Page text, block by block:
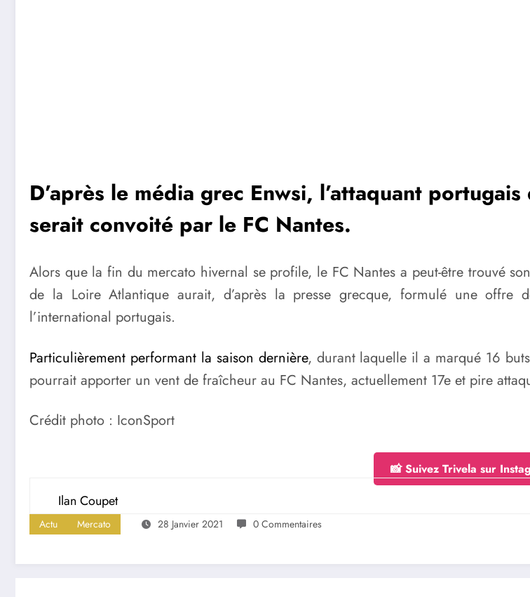
D’après le média grec Enwsi, l’attaquant
serait convoité par le FC Nantes.
Alors que la fin du mercato hivernal se profile, le FC Nantes a peut-être trouvé
de la Loire Atlantique aurait, d’après la presse grecque, formulé une offre
l’international portugais.
Particulièrement performant la saison dernière, durant laquelle il a marqué 16
pourrait apporter un vent de fraîcheur au FC Nantes, actuellement 17e et pire
Crédit photo : IconSport
📸 Suivez Trivela sur
Ilan Coupet
Actu Mercato 28 Janvier 2021 0 Commentaires